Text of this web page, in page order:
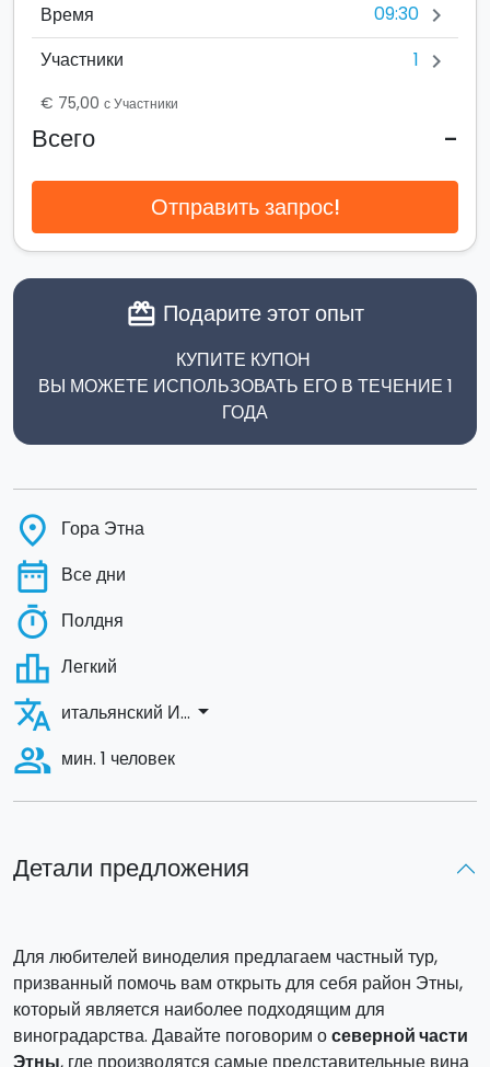
Детали предложения
Для любителей виноделия предлагаем частный тур,
призванный помочь вам открыть для себя район Этны,
который является наиболее подходящим для
виноградарства. Давайте поговорим осеверной части
Время 09:30 chevron_right
Участники 1 chevron_right
€ 75,00 с Участники
Всего -
Отправить запрос!
card_giftcard Подарите этот опыт
КУПИТЕ КУПОН
ВЫ МОЖЕТЕ ИСПОЛЬЗОВАТЬ ЕГО В ТЕЧЕНИЕ 1
ГОДА
place Гора Этна
date_range Все дни
timer Полдня
leaderboard Легкий
translate итальянский И... arrow_drop_down
people_alt мин. 1 человек